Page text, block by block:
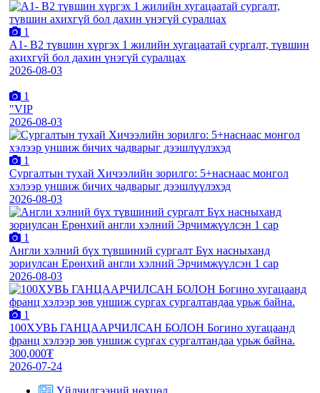
1
А1- B2 түвшин хүргэх 1 жилийн хугацаатай сургалт, түвшин
ахихгүй бол дахин үнэгүй суралцах
2026-08-03
1
"VIP
2026-08-03
1
Сургалтын тухай Хичээлийн зорилго: 5+наснаас монгол
хэлээр уншиж бичих чадварыг дээшлүүлэхэд
2026-08-03
1
Англи хэлний бүх түвшиний сургалт Бүх насныханд
зориулсан Ерөнхий англи хэлний Эрчимжүүлсэн 1 сар
2026-08-03
1
100ХУВЬ ГАНЦААРЧИЛСАН БОЛОН Богино хугацаанд
франц хэлээр зөв уншиж сургах сургалтандаа урьж байна.
300,000₮
2026-07-24
Үйлчилгээний нөхцөл